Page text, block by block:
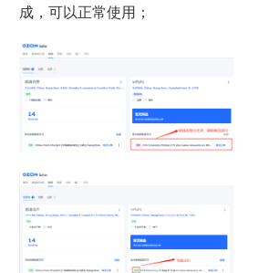
成，可以正常使用；